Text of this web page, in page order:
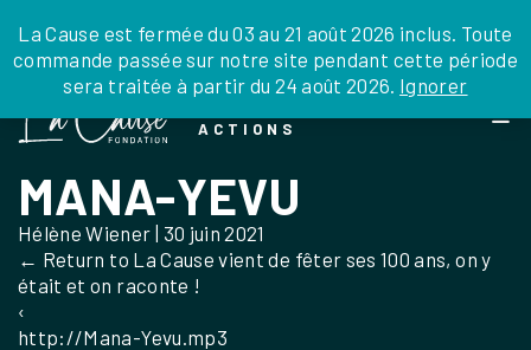
to
the
La Cause est fermée du 03 au 21 août 2026 inclus. Toute
commande passée sur notre site pendant cette période
sera traitée à partir du 24 août 2026. Ignorer
JE DONNE JE PARRAINE NOUS SOUTENIR
DEPUIS LA FRANCE
DEPUIS L’INTERNATIONAL
EN TANT QU’ORGANISATION
LEGS, LIBÉRALITÉS
0 ARTICLE
ACTIONS
MANA-YEVU
Hélène Wiener | 30 juin 2021
← Return to La Cause vient de fêter ses 100 ans, on y
était et on raconte !
‹
http://Mana-Yevu.mp3